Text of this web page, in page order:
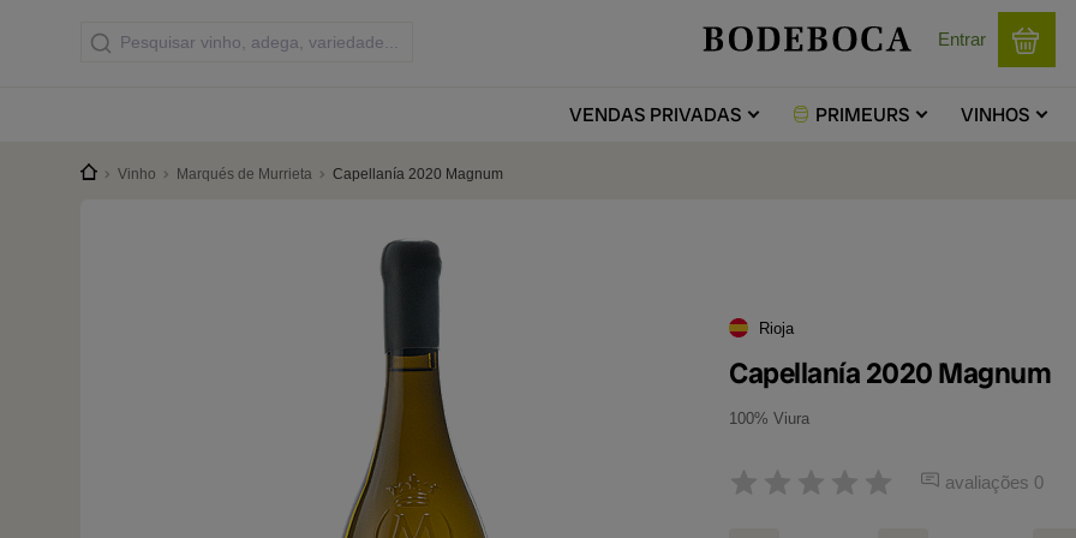
Entrar
VENDASPRIVADAS PRIMEURS VINHOS
Vinho Marqués de Murrieta Capellanía 2020 Magnum
Rioja
Capellanía 2020 Magnum
100% Viura
avaliações 0